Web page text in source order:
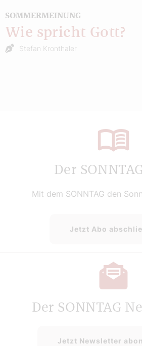
SOMMERMEINUNG
Wie spricht Gott?
Stefan Kronthaler
Der
Mit dem SONNTAG den
Jetzt Abo
Der SONNTAG
Jetzt Newsletter